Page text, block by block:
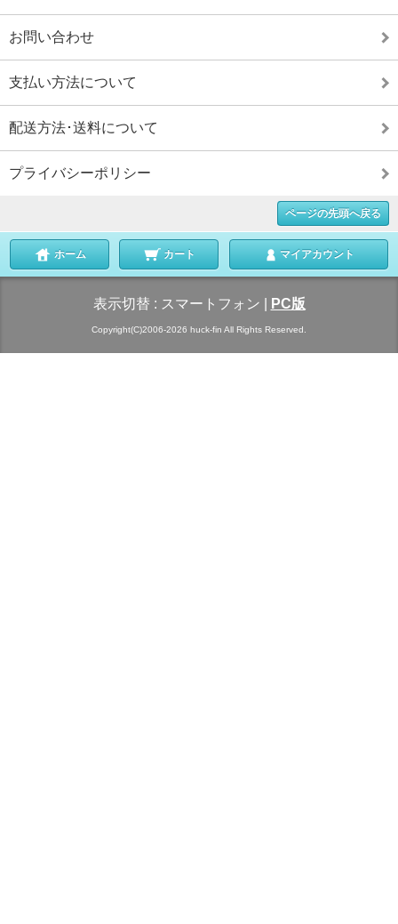
お問い合わせ
支払い方法について
配送方法･送料について
プライバシーポリシー
ページの先頭へ戻る
ホーム カート マイアカウント
表示切替 : スマートフォン PC版
Copyright(C)2006-2026 huck-fin All Rights Reserved.